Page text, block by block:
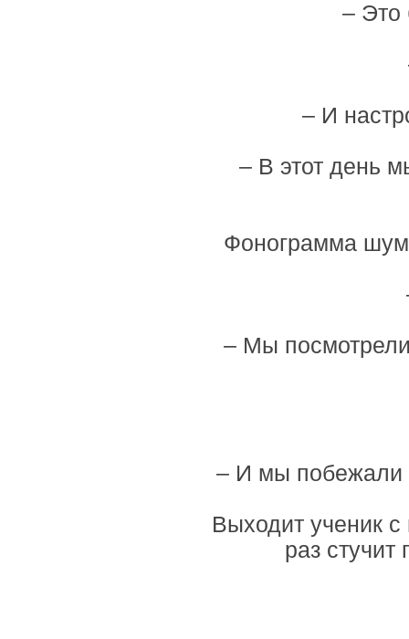
– Это
– И
– В этот день
Фонограмма
– Мы
– И мы побежали
Выходит ученик
раз